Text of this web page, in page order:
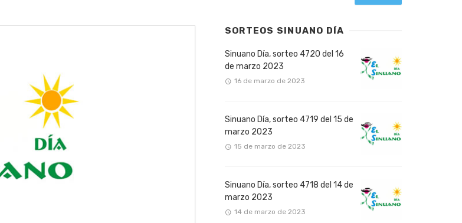
SORTEOS SINUANO DÍA
Sinuano Día, sorteo 4720 del 16
de marzo 2023
16 de marzo de 2023
Sinuano Día, sorteo 4719 del 15 de
marzo 2023
15 de marzo de 2023
Sinuano Día, sorteo 4718 del 14 de
marzo 2023
14 de marzo de 2023